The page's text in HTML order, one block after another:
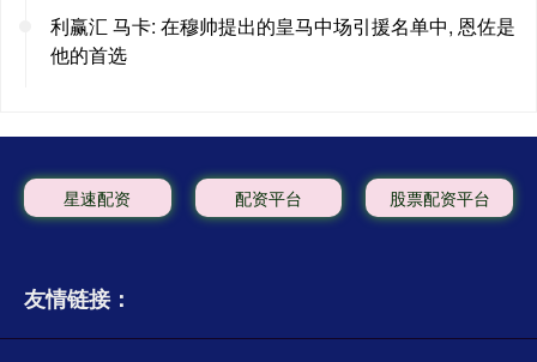
利赢汇 马卡: 在穆帅提出的皇马中场引援名单中, 恩佐是
他的首选
星速配资 配资平台 股票配资平台
友情链接：